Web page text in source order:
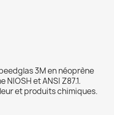
3M en néoprène
et ANSI Z87.1.
et produits chimiques.